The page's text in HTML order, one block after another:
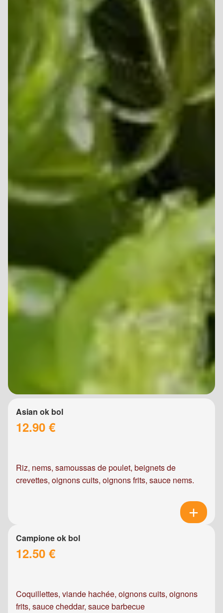
Asian ok bol
12.90 €
Riz, nems, samoussas de poulet, beignets de
crevettes, oignons cuits, oignons frits, sauce nems.
Campione ok bol
12.50 €
Coquillettes, viande hachée, oignons cuits, oignons
frits, sauce cheddar, sauce barbecue